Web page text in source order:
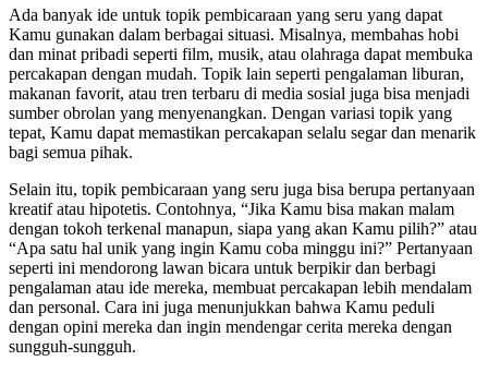
Ada banyak ide untuk topik pembicaraan yang seru yang dapat
Kamu gunakan dalam berbagai situasi. Misalnya, membahas hobi
dan minat pribadi seperti film, musik, atau olahraga dapat membuka
percakapan dengan mudah. Topik lain seperti pengalaman liburan,
makanan favorit, atau tren terbaru di media sosial juga bisa menjadi
sumber obrolan yang menyenangkan. Dengan variasi topik yang
tepat, Kamu dapat memastikan percakapan selalu segar dan menarik
bagi semua pihak.
Selain itu, topik pembicaraan yang seru juga bisa berupa pertanyaan
kreatif atau hipotetis. Contohnya, “Jika Kamu bisa makan malam
dengan tokoh terkenal manapun, siapa yang akan Kamu pilih?” atau
“Apa satu hal unik yang ingin Kamu coba minggu ini?” Pertanyaan
seperti ini mendorong lawan bicara untuk berpikir dan berbagi
pengalaman atau ide mereka, membuat percakapan lebih mendalam
dan personal. Cara ini juga menunjukkan bahwa Kamu peduli
dengan opini mereka dan ingin mendengar cerita mereka dengan
sungguh-sungguh.